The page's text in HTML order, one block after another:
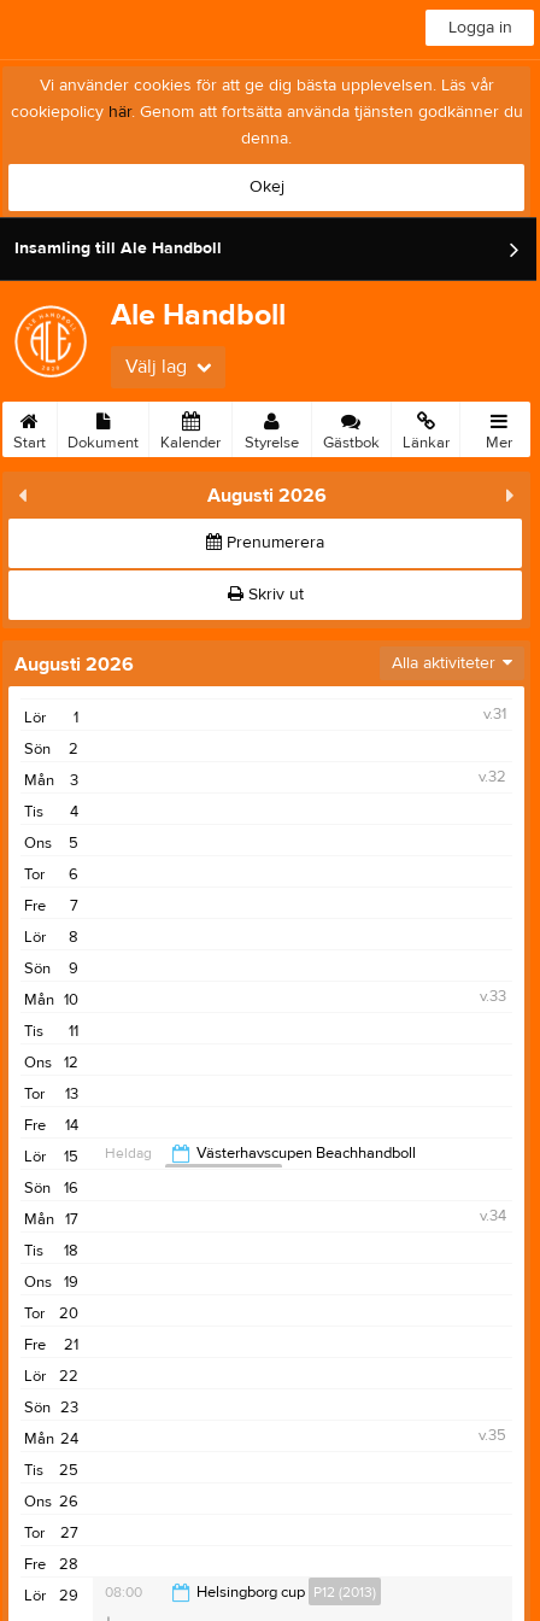
Logga in
Vi använder cookies för att ge dig bästa upplevelsen. Läs vår
cookiepolicy här. Genom att fortsätta använda tjänsten godkänner du
denna.
Okej
Insamling till Ale Handboll
Ale Handboll
Välj lag
Start Dokument Kalender Styrelse Gästbok Länkar Mer
Augusti 2026
Prenumerera
Skriv ut
Augusti 2026 Alla aktiviteter
1
Lör
v.31
2
Sön
3
Mån
v.32
4
Tis
5
Ons
6
Tor
7
Fre
8
Lör
9
Sön
10
Mån
v.33
11
Tis
12
Ons
13
Tor
14
Fre
15
Lör Heldag
Västerhavscupen Beachhandboll
16
Sön
17
Mån
v.34
18
Tis
19
Ons
20
Tor
21
Fre
22
Lör
23
Sön
24
Mån
v.35
25
Tis
26
Ons
27
Tor
28
Fre
29
Lör 08:00 Helsingborg cup P12 (2013)